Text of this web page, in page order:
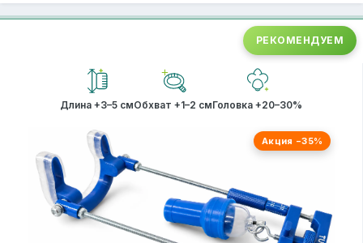
РЕКОМЕНДУЕМ
Длина +3–5 смОбхват +1–2 смГоловка +20–30%
Акция −35%